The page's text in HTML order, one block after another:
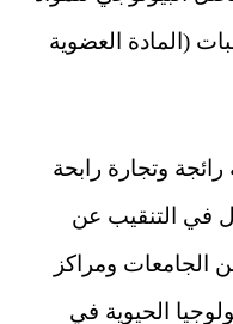
(المادة العضوية
وتجارة رابحة
في التنقيب عن
الجامعات ومراكز
الحيوية في